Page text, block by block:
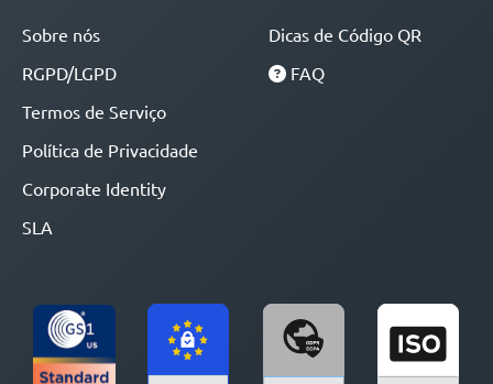
Sobre nós
RGPD/LGPD
Termos de Serviço
Política de Privacidade
Corporate Identity
SLA
Dicas de Código QR
FAQ